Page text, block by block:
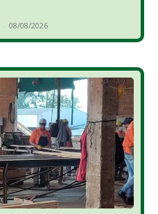
- 08/08/2026